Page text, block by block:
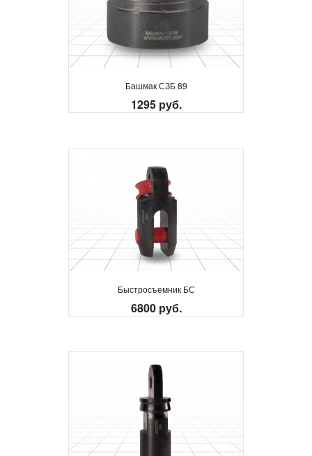
Башмак СЗБ 89
1295 руб.
Быстросъемник БС
6800 руб.